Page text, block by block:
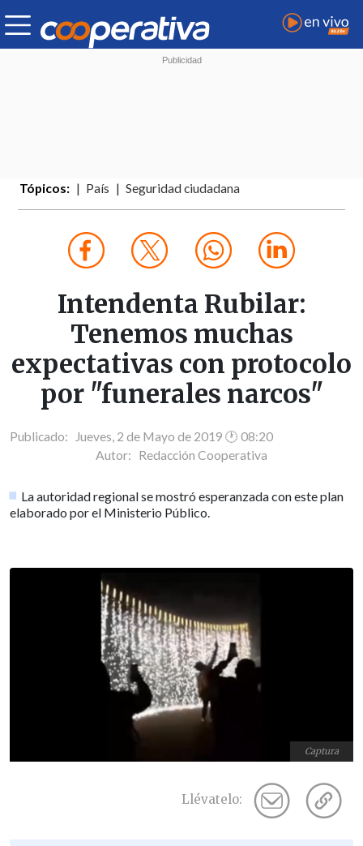
Tópicos: País Seguridad ciudadana
Intendenta Rubilar:
Tenemos muchas
expectativas con protocolo
por "funerales narcos"
Publicado: Jueves, 2 de Mayo de 2019 🕐 08:20
Autor: Redacción Cooperativa
La autoridad regional se mostró esperanzada con este plan
elaborado por el Ministerio Público.
Captura
Llévatelo: